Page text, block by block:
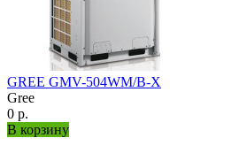
GREE GMV-504WM/B-X
Gree
0 р.
В корзину